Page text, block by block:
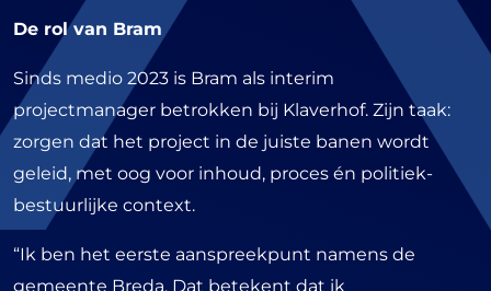
De rol van Bram
Sinds medio 2023 is Bram als interim
projectmanager betrokken bij Klaverhof. Zijn taak:
zorgen dat het project in de juiste banen wordt
geleid, met oog voor inhoud, proces én politiek-
bestuurlijke context.
“Ik ben het eerste aanspreekpunt namens de
gemeente Breda. Dat betekent dat ik